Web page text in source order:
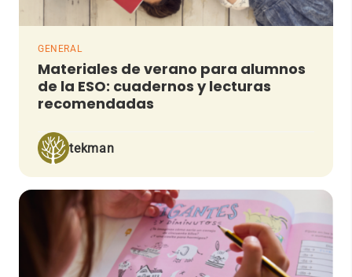
GENERAL
Materiales de verano para alumnos
de la ESO: cuadernos y lecturas
recomendadas
tekman